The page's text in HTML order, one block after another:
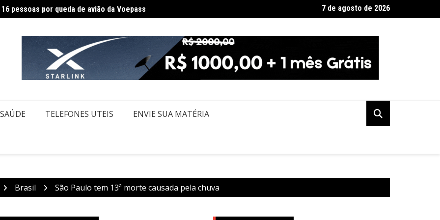
Itaquaquecetuba é extinto após 33 horas
Federação PSOL-Rede oficializa apoio à candidatura de Lula à reeleição
7 de agosto de 2026
SAÚDE TELEFONES UTEIS ENVIE SUA MATÉRIA
Brasil São Paulo tem 13ª morte causada pela chuva